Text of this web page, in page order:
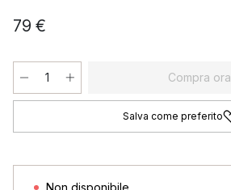
79 €
Compra ora
Salva come preferito
Non disponibile